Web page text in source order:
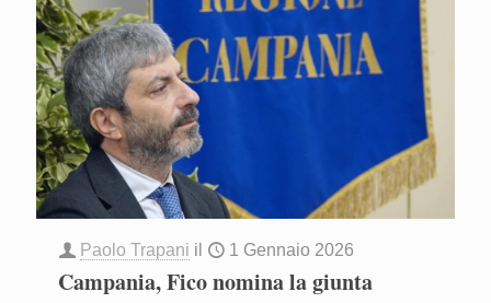
Paolo Trapani il 1 Gennaio 2026
Campania, Fico nomina la giunta